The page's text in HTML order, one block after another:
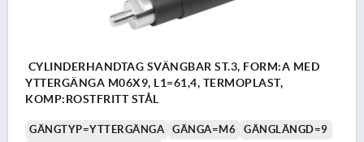
CYLINDERHANDTAG SVÄNGBAR ST.3, FORM:A MED
YTTERGÄNGA M06X9, L1=61,4, TERMOPLAST,
KOMP:ROSTFRITT STÅL
GÄNGTYP=YTTERGÄNGA GÄNGA=M6
GÄNGLÄNGD=9